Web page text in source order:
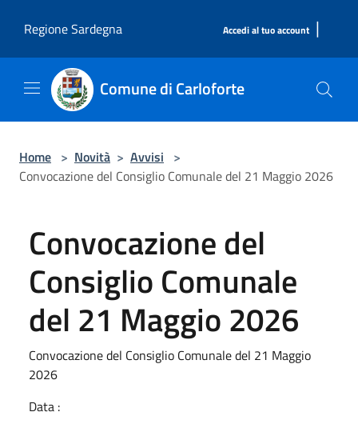
Regione Sardegna
Accedi al tuo account |
Comune di Carloforte
Home > Novità > Avvisi >
Convocazione del Consiglio Comunale del 21 Maggio 2026
Convocazione del
Consiglio Comunale
del 21 Maggio 2026
Convocazione del Consiglio Comunale del 21 Maggio
2026
Data :